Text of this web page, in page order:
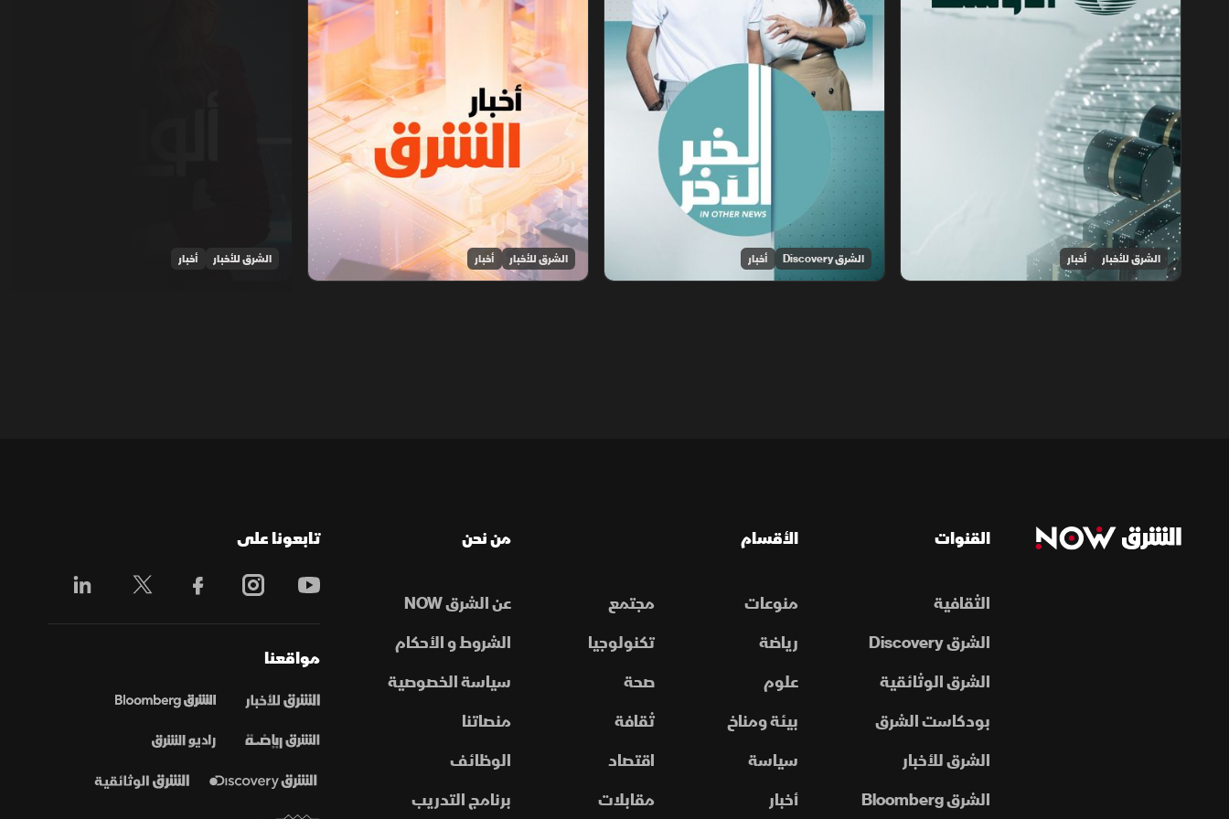
الشرق للأخبار أخبار الشرق Discovery أخبار الشرق للأخبار أخبار الشرق للأخبار أخبار
القنوات
الثقافية
الشرق Discovery
الشرق الوثائقية
بودكاست الشرق
الشرق للأخبار
الشرق Bloomberg
الأقسام
منوعات
مجتمع
رياضة
تكنولوجيا
علوم
صحة
بيئة ومناخ
ثقافة
سياسة
اقتصاد
أخبار
مقابلات
من نحن
عن الشرق NOW
الشروط و الأحكام
سياسة الخصوصية
منصاتنا
الوظائف
برنامج التدريب
تابعونا على
مواقعنا